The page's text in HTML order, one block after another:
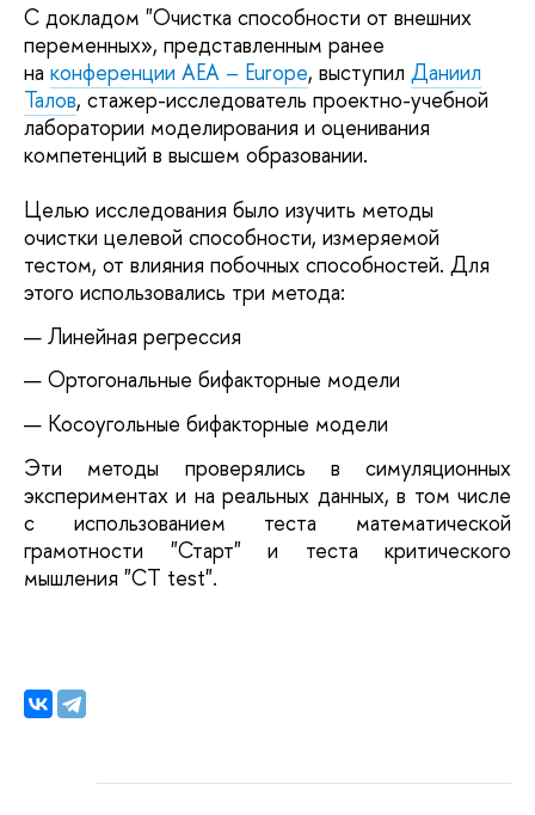
С докладом "Очистка способности от внешних
переменных», представленным ранее
на конференции AEA – Europe, выступил Даниил
Талов, стажер-исследователь проектно-учебной
лаборатории моделирования и оценивания
компетенций в высшем образовании.
Целью исследования было изучить методы
очистки целевой способности, измеряемой
тестом, от влияния побочных способностей. Для
этого использовались три метода:
Линейная регрессия
Ортогональные бифакторные модели
Косоугольные бифакторные модели
Эти методы проверялись в симуляционных
экспериментах и на реальных данных, в том числе
с использованием теста математической
грамотности "Старт" и теста критического
мышления "CT test".